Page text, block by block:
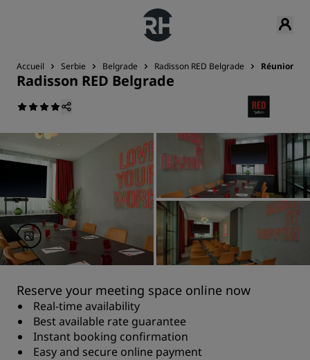
Accueil Serbie Belgrade Radisson RED Belgrade Réunions
Radisson RED Belgrade
Reserve your meeting space online now
Real-time availability
Best available rate guarantee
Instant booking confirmation
Easy and secure online payment